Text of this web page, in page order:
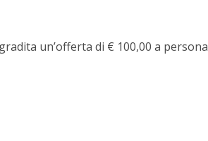
un’offerta di € 100,00 a persona